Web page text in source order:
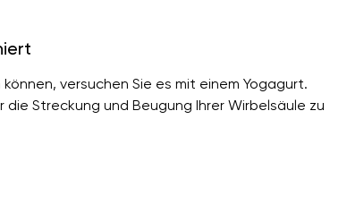
versuchen Sie es mit einem Yogagurt.
Streckung und Beugung Ihrer Wirbelsäule zu